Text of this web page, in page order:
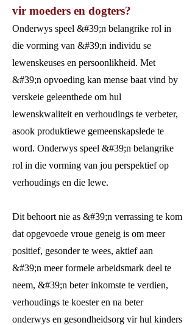
vir moeders en dogters?
Onderwys speel &#39;n belangrike rol in
die vorming van &#39;n individu se
lewenskeuses en persoonlikheid. Met
&#39;n opvoeding kan mense baat vind by
verskeie geleenthede om hul
lewenskwaliteit en verhoudings te verbeter,
asook produktiewe gemeenskapslede te
word. Onderwys speel &#39;n belangrike
rol in die vorming van jou perspektief op
verhoudings en die lewe.
Dit behoort nie as &#39;n verrassing te kom
dat opgevoede vroue geneig is om meer
positief, gesonder te wees, aktief aan
&#39;n meer formele arbeidsmark deel te
neem, &#39;n beter inkomste te verdien,
verhoudings te koester en na beter
onderwys en gesondheidsorg vir hul kinders